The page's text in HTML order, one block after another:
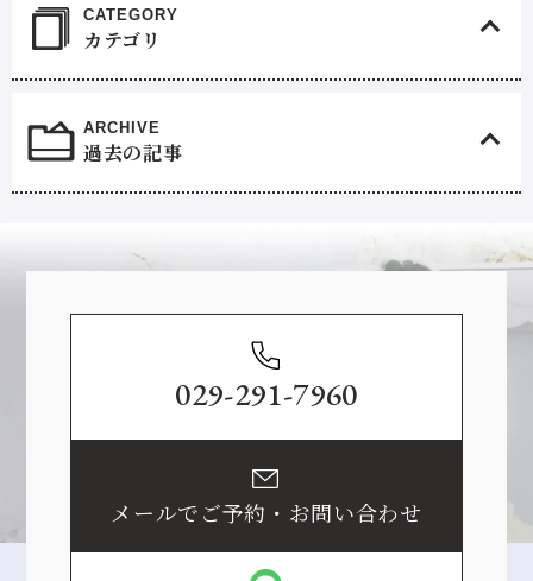
カテゴリ
過去の記事
Contact
029-291-7960
メールでご予約・お問い合わせ